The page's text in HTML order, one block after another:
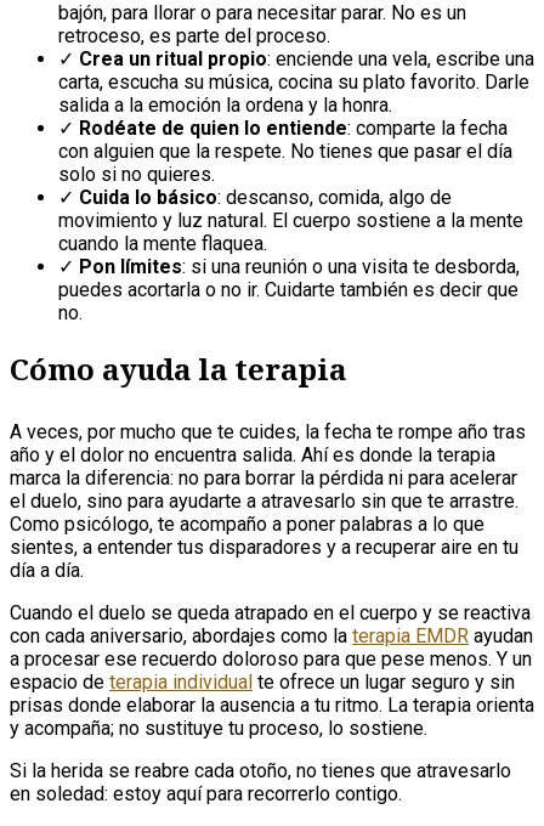
bajón, para llorar o para necesitar parar. No es un
retroceso, es parte del proceso.
✓ Crea un ritual propio: enciende una vela, escribe una
carta, escucha su música, cocina su plato favorito. Darle
salida a la emoción la ordena y la honra.
✓ Rodéate de quien lo entiende: comparte la fecha
con alguien que la respete. No tienes que pasar el día
solo si no quieres.
✓ Cuida lo básico: descanso, comida, algo de
movimiento y luz natural. El cuerpo sostiene a la mente
cuando la mente flaquea.
✓ Pon límites: si una reunión o una visita te desborda,
puedes acortarla o no ir. Cuidarte también es decir que
no.
Cómo ayuda la terapia
A veces, por mucho que te cuides, la fecha te rompe año tras
año y el dolor no encuentra salida. Ahí es donde la terapia
marca la diferencia: no para borrar la pérdida ni para acelerar
el duelo, sino para ayudarte a atravesarlo sin que te arrastre.
Como psicólogo, te acompaño a poner palabras a lo que
sientes, a entender tus disparadores y a recuperar aire en tu
día a día.
Cuando el duelo se queda atrapado en el cuerpo y se reactiva
con cada aniversario, abordajes como la terapia EMDR ayudan
a procesar ese recuerdo doloroso para que pese menos. Y un
espacio de terapia individual te ofrece un lugar seguro y sin
prisas donde elaborar la ausencia a tu ritmo. La terapia orienta
y acompaña; no sustituye tu proceso, lo sostiene.
Si la herida se reabre cada otoño, no tienes que atravesarlo
en soledad: estoy aquí para recorrerlo contigo.